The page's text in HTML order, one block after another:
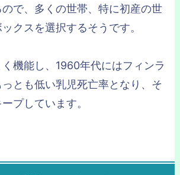
で、多くの世帯、特に初産の世
クスを選択するそうです。
機能し、1960年代にはフィンラ
とも低い乳児死亡率となり、そ
プしています。